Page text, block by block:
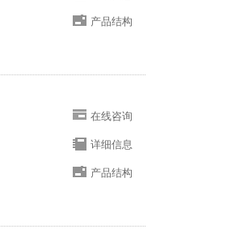
产品结构
在线咨询
详细信息
产品结构